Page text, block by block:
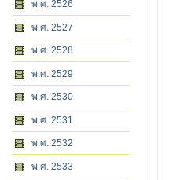
พ.ศ. 2526
พ.ศ. 2527
พ.ศ. 2528
พ.ศ. 2529
พ.ศ. 2530
พ.ศ. 2531
พ.ศ. 2532
พ.ศ. 2533